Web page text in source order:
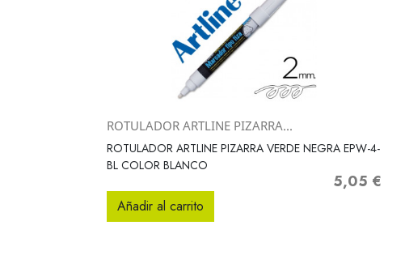
 Vista rápida
ROTULADOR ARTLINE PIZARRA...
ROTULADOR ARTLINE PIZARRA VERDE NEGRA EPW-4-
BL COLOR BLANCO
Precio
5,05 €
Añadir al carrito